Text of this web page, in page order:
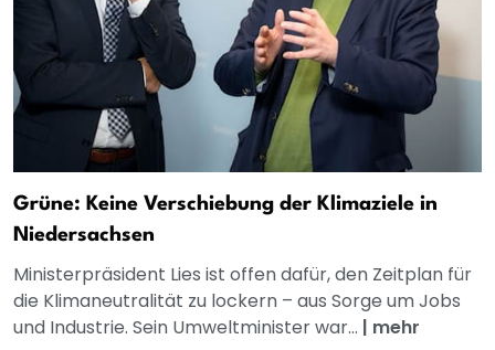
Grüne: Keine Verschiebung der Klimaziele in
Niedersachsen
Ministerpräsident Lies ist offen dafür, den Zeitplan für
die Klimaneutralität zu lockern – aus Sorge um Jobs
und Industrie. Sein Umweltminister war... | mehr